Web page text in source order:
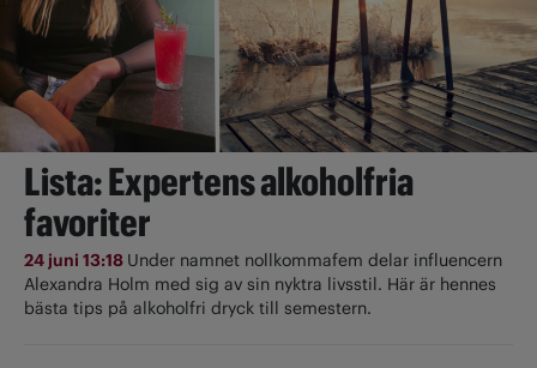
Lista: Expertens alkoholfria
favoriter
24 juni 13:18 Under namnet nollkommafem delar influencern
Alexandra Holm med sig av sin nyktra livsstil. Här är hennes
bästa tips på alkoholfri dryck till semestern.